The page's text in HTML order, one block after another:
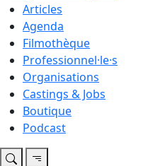
Articles
Agenda
Filmothèque
Professionnel·le·s
Organisations
Castings & Jobs
Boutique
Podcast